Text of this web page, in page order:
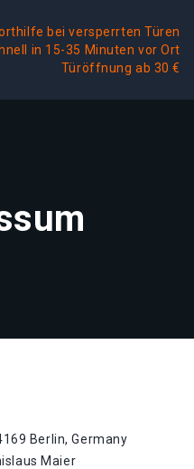
bei versperrten Türen
in 15-35 Minuten vor Ort
Türöffnung ab 30 €
Berlin, Germany
Maier